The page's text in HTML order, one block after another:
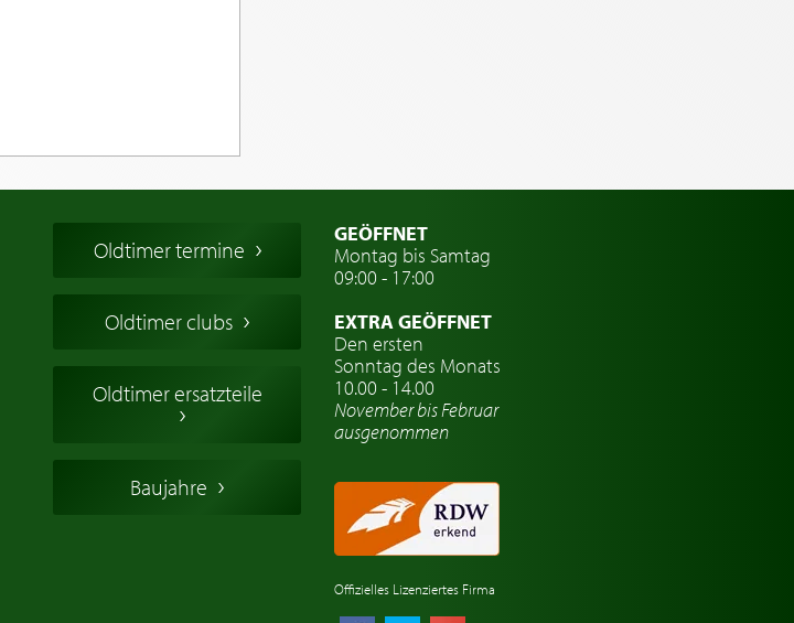
Oldtimer termine
Oldtimer clubs
Oldtimer ersatzteile
Baujahre
GEÖFFNET
Montag bis Samtag
09:00 - 17:00
EXTRA GEÖFFNET
Den ersten
Sonntag des Monats
10.00 - 14.00
November bis Februar
ausgenommen
Offizielles Lizenziertes Firma